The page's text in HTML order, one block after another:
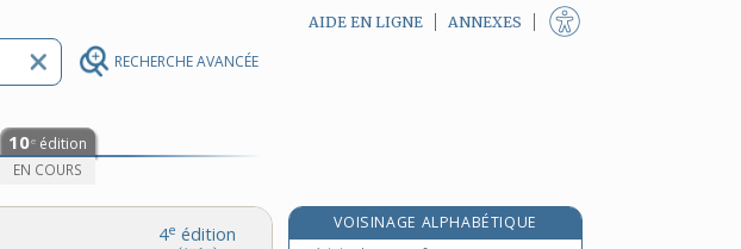
RECHERCHE AVANCÉE
AIDE EN LIGNE ANNEXES
10e édition
EN COURS
4e édition VOISINAGE ALPHABÉTIQUE
sériciculteur, -trice, n.